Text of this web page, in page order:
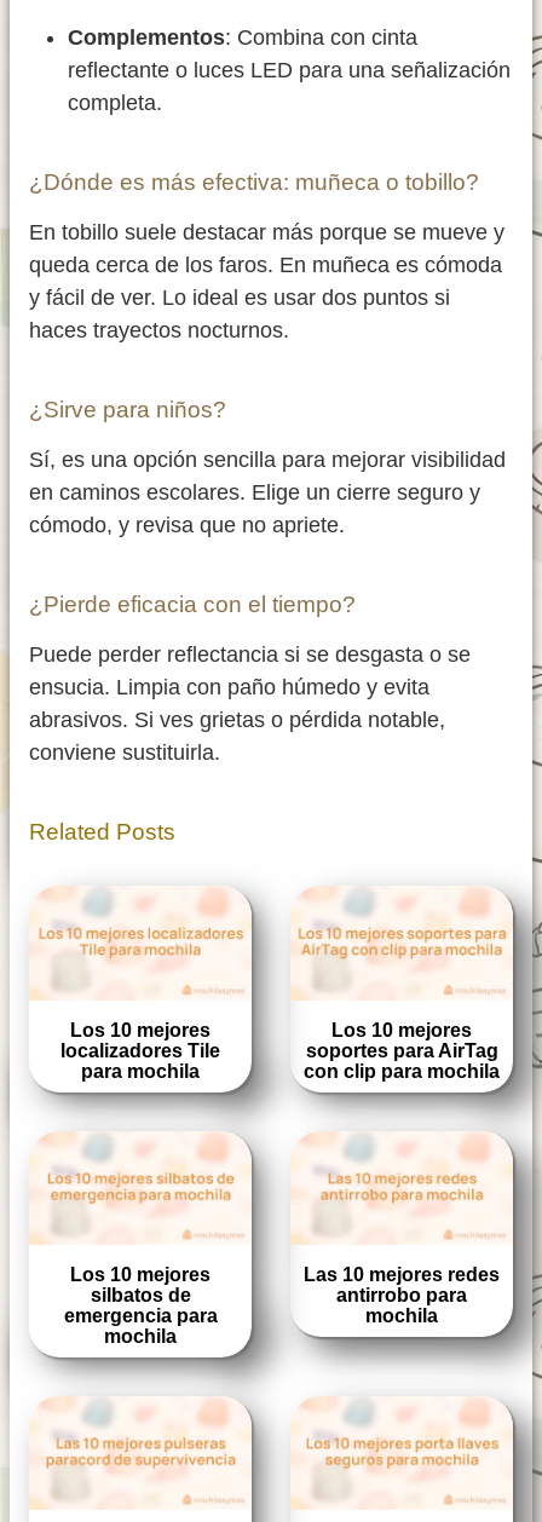
Complementos: Combina con cinta
reflectante o luces LED para una señalización
completa.
¿Dónde es más efectiva: muñeca o tobillo?
En tobillo suele destacar más porque se mueve y
queda cerca de los faros. En muñeca es cómoda
y fácil de ver. Lo ideal es usar dos puntos si
haces trayectos nocturnos.
¿Sirve para niños?
Sí, es una opción sencilla para mejorar visibilidad
en caminos escolares. Elige un cierre seguro y
cómodo, y revisa que no apriete.
¿Pierde eficacia con el tiempo?
Puede perder reflectancia si se desgasta o se
ensucia. Limpia con paño húmedo y evita
abrasivos. Si ves grietas o pérdida notable,
conviene sustituirla.
Related Posts
Los 10 mejores
localizadores Tile
para mochila
Los 10 mejores
soportes para AirTag
con clip para mochila
Los 10 mejores
silbatos de
emergencia para
mochila
Las 10 mejores redes
antirrobo para
mochila